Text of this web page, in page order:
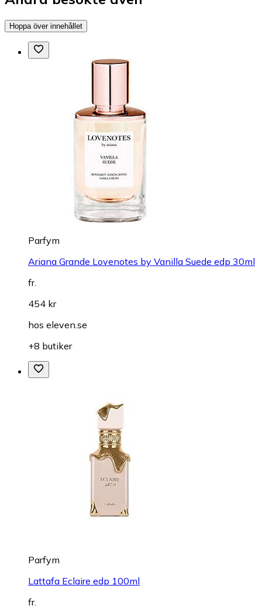
Hoppa över innehållet
Parfym
Ariana Grande Lovenotes by Vanilla Suede edp 30ml
fr.
454 kr
hos eleven.se
+8 butiker
Parfym
Lattafa Eclaire edp 100ml
fr.